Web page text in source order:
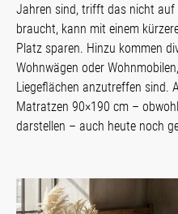
Jahren sind, trifft das nicht auf
braucht, kann mit einem
Platz sparen. Hinzu kommen
Wohnwägen oder
Liegeflächen anzutreffen sind.
Matratzen 90×190 cm –
darstellen – auch heute noch